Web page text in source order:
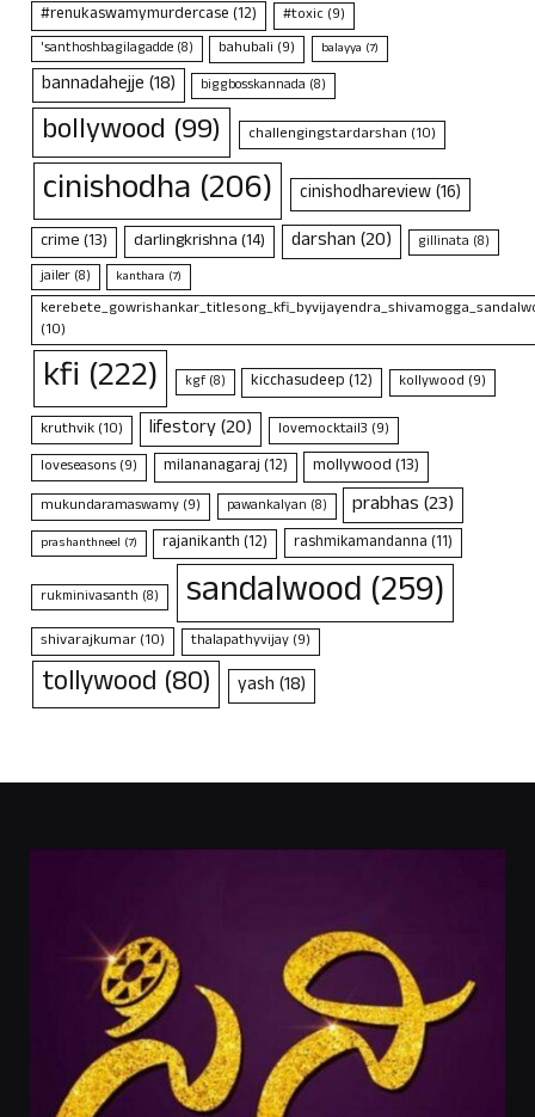
#renukaswamymurdercase(12) #toxic(9)
'santhoshbagilagadde (8) bahubali (9) balayya (7)
bannadahejje(18) biggbosskannada (8)
bollywood (99) challengingstardarshan (10)
cinishodha (206) cinishodhareview(16)
crime(13) darlingkrishna(14) darshan(20) gillinata (8)
jailer (8) kanthara (7)
(10)
kfi (222) kgf(8) kicchasudeep(12) kollywood (9)
kruthvik(10) lifestory(20) lovemocktail3 (9)
loveseasons (9) milananagaraj(12) mollywood(13)
mukundaramaswamy (9) pawankalyan (8) prabhas(23)
prashanthneel (7) rajanikanth(12) rashmikamandanna(11)
rukminivasanth (8) sandalwood (259)
shivarajkumar(10) thalapathyvijay(9)
tollywood (80) yash(18)